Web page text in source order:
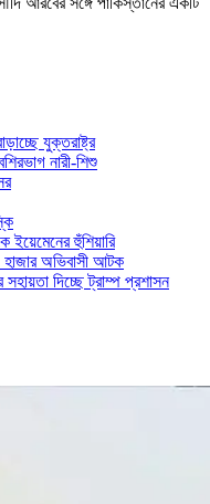
যুক্তরাষ্ট্র
নারী-শিশু
ইয়েমেনের হুঁশিয়ারি
হাজার অভিবাসী আটক
দিচ্ছে ট্রাম্প প্রশাসন